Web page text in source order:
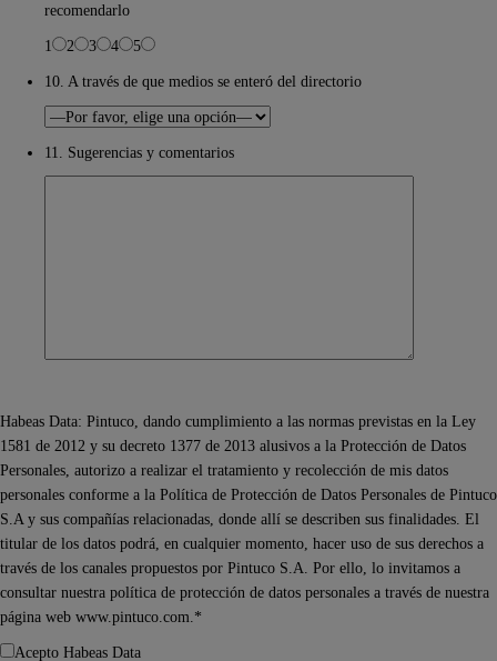
recomendarlo
1
2 3 4
5
10. A través de que medios se enteró del directorio
11. Sugerencias y comentarios
Habeas Data: Pintuco, dando cumplimiento a las normas previstas en la Ley
1581 de 2012 y su decreto 1377 de 2013 alusivos a la Protección de Datos
Personales, autorizo a realizar el tratamiento y recolección de mis datos
personales conforme a la Política de Protección de Datos Personales de Pintuco
S.A y sus compañías relacionadas, donde allí se describen sus finalidades. El
titular de los datos podrá, en cualquier momento, hacer uso de sus derechos a
través de los canales propuestos por Pintuco S.A. Por ello, lo invitamos a
consultar nuestra política de protección de datos personales a través de nuestra
página web www.pintuco.com.*
Acepto Habeas Data